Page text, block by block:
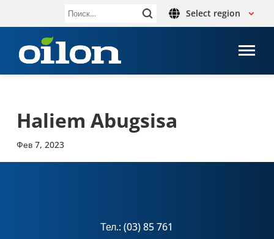
Найти: Select region
Haliem Abugsisa
Фев 7, 2023
Тел.: (03) 85 761